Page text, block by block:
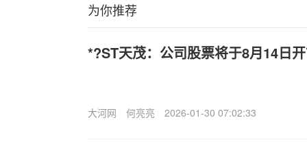
为你推荐
*?ST天茂：公司股票将于8月14日
大河网 何亮亮 2026-01-30 07:02:33